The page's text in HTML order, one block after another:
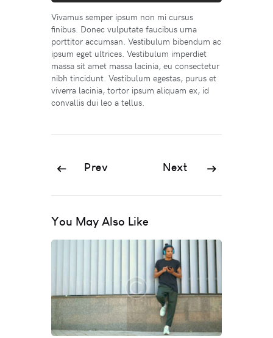
Vivamus semper ipsum non mi cursus
finibus. Donec vulputate faucibus urna
porttitor accumsan. Vestibulum bibendum ac
ipsum eget ultrices. Vestibulum imperdiet
massa sit amet massa lacinia, eu consectetur
nibh tincidunt. Vestibulum egestas, purus et
viverra lacinia, tortor ipsum aliquam ex, id
convallis dui leo a tellus.
Prev Next
You May Also Like